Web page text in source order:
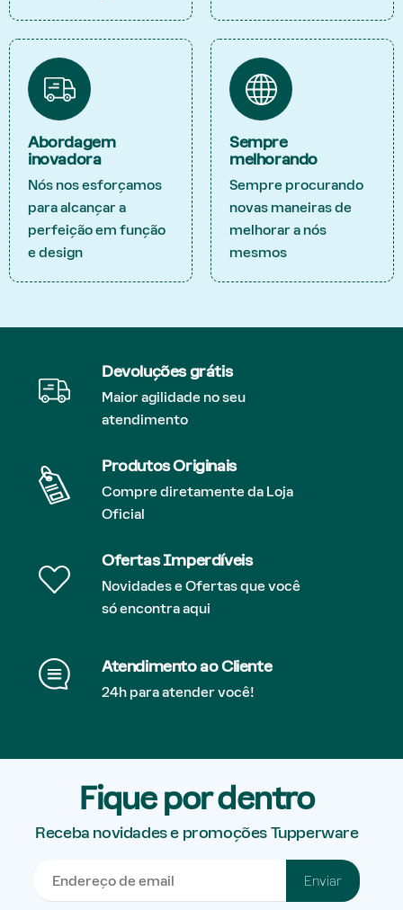
Abordagem
inovadora
Nós nos esforçamos
para alcançar a
perfeição em função
e design
Sempre
melhorando
Sempre procurando
novas maneiras de
melhorar a nós
mesmos
Devoluções grátis
Maior agilidade no seu
atendimento
Produtos Originais
Compre diretamente da Loja
Oficial
Ofertas Imperdíveis
Novidades e Ofertas que você
só encontra aqui
Atendimento ao Cliente
24h para atender você!
Fique por dentro
Receba novidades e promoções Tupperware
Enviar